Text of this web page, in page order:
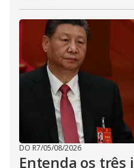
DO R7/05/08/2026
Entenda os